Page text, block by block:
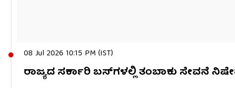
08 Jul 2026 10:15 PM (IST)
ರಾಜ್ಯದ ಸರ್ಕಾರಿ ಬಸ್​ಗಳಲ್ಲಿ ತಂಬಾಕು ಸೇವನೆ